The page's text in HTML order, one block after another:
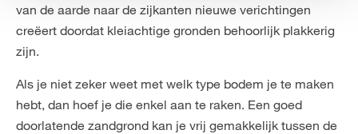
van de aarde naar de zijkanten nieuwe verichtingen
creëert doordat kleiachtige gronden behoorlijk plakkerig
zijn.
Als je niet zeker weet met welk type bodem je te maken
hebt, dan hoef je die enkel aan te raken. Een goed
doorlatende zandgrond kan je vrij gemakkelijk tussen de